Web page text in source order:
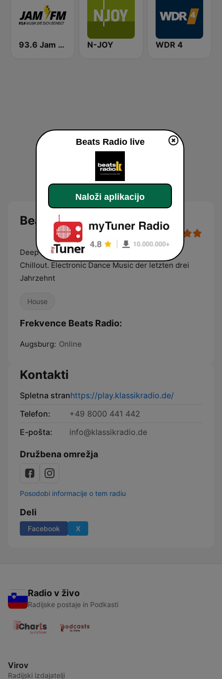
93.6 Jam FM N-JOY WDR 4
Beats Radio
Deep House, House, Electro, Nu-Disco und
Chillout. Electronic Dance Music der letzten drei
Jahrzehnt
House
Frekvence Beats Radio:
Augsburg: Online
Kontakti
Spletna stranhttps://play.klassikradio.de/
Telefon:
+49 8000 441 442
E-pošta:
info@klassikradio.de
Družbena omrežja
Posodobi informacije o tem radiu
Deli
Facebook X
Radio v živo
Radijske postaje in Podkasti
Virov
Radijski izdajatelji
Beats Radio live
Naloži aplikacijo